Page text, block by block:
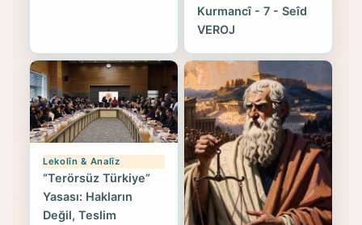
Kurmancî - 7 - Seîd
VEROJ
Lekolîn & Analîz
“Terörsüz Türkiye”
Yasası: Hakların
Değil, Teslim